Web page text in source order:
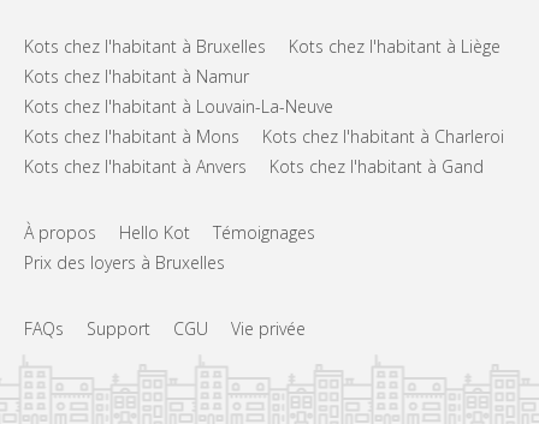
Kots chez l'habitant à Bruxelles
Kots chez l'habitant à Liège
Kots chez l'habitant à Namur
Kots chez l'habitant à Louvain-La-Neuve
Kots chez l'habitant à Mons
Kots chez l'habitant à Charleroi
Kots chez l'habitant à Anvers
Kots chez l'habitant à Gand
À propos Hello Kot
Témoignages
Prix des loyers à Bruxelles
FAQs Support CGU Vie privée